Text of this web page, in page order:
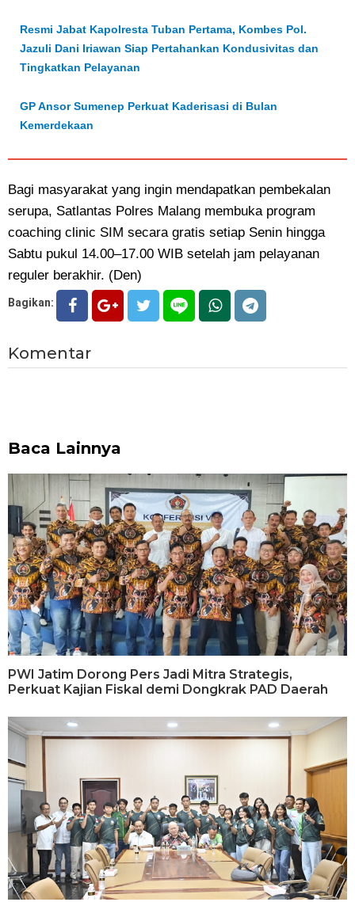
Resmi Jabat Kapolresta Tuban Pertama, Kombes Pol.
Jazuli Dani Iriawan Siap Pertahankan Kondusivitas dan
Tingkatkan Pelayanan
GP Ansor Sumenep Perkuat Kaderisasi di Bulan
Kemerdekaan
Bagi masyarakat yang ingin mendapatkan pembekalan
serupa, Satlantas Polres Malang membuka program
coaching clinic SIM secara gratis setiap Senin hingga
Sabtu pukul 14.00–17.00 WIB setelah jam pelayanan
reguler berakhir. (Den)
Bagikan:
Komentar
Baca Lainnya
PWI Jatim Dorong Pers Jadi Mitra Strategis,
Perkuat Kajian Fiskal demi Dongkrak PAD Daerah